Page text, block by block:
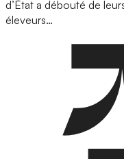
d’État a débouté de
éleveurs…